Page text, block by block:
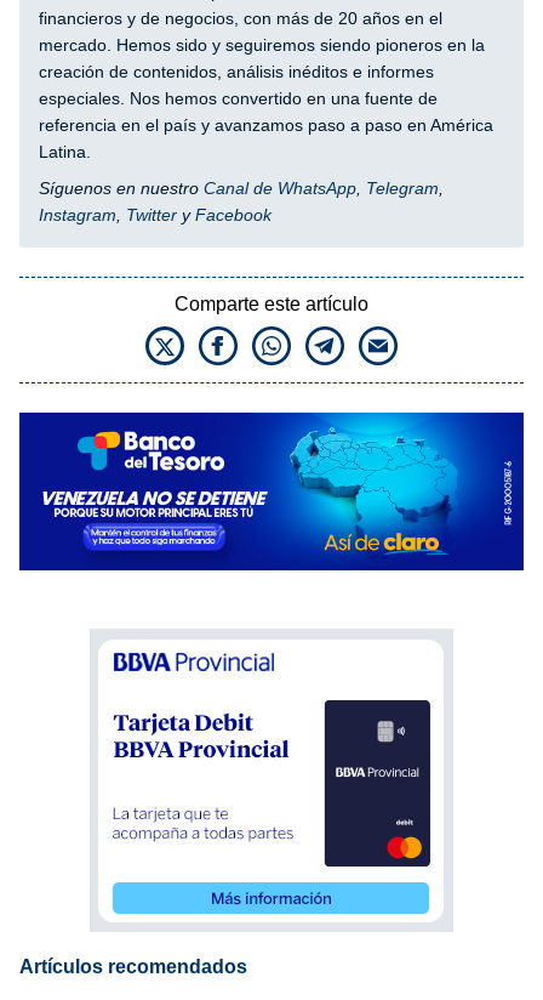
financieros y de negocios, con más de 20 años en el
mercado. Hemos sido y seguiremos siendo pioneros en la
creación de contenidos, análisis inéditos e informes
especiales. Nos hemos convertido en una fuente de
referencia en el país y avanzamos paso a paso en América
Latina.
Síguenos en nuestro Canal de WhatsApp, Telegram,
Instagram, Twitter yFacebook
Comparte este artículo
Artículos recomendados